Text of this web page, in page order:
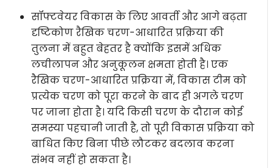
सॉफ्टवेयर विकास के लिए आवर्ती और आगे बढ़ता
दृष्टिकोण रैखिक चरण-आधारित प्रक्रिया की
तुलना में बहुत बेहतर है क्योंकि इसमें अधिक
लचीलापन और अनुकूलन क्षमता होती है। एक
रैखिक चरण-आधारित प्रक्रिया में, विकास टीम को
प्रत्येक चरण को पूरा करने के बाद ही अगले चरण
पर जाना होता है। यदि किसी चरण के दौरान कोई
समस्या पहचानी जाती है, तो पूरी विकास प्रक्रिया को
बाधित किए बिना पीछे लौटकर बदलाव करना
संभव नहीं हो सकता है।